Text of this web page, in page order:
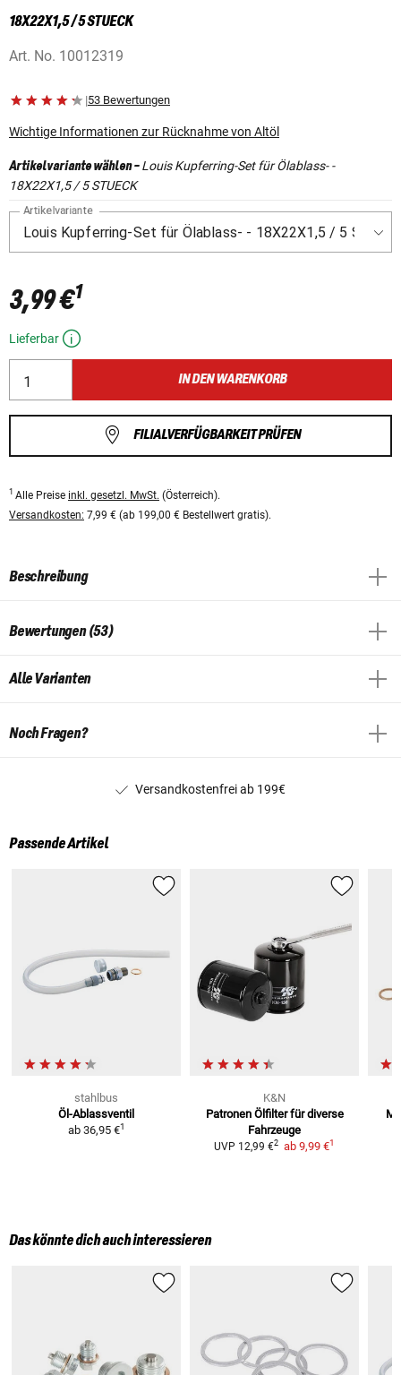
18X22X1,5 / 5 STUECK
Art. No. 10012319
|53 Bewertungen
Wichtige Informationen zur Rücknahme von Altöl
Artikelvariante wählen-Louis Kupferring-Set für Ölablass- -
18X22X1,5 / 5 STUECK
Artikelvariante
3,99 €1
Lieferbar
IN DEN WARENKORB
FILIALVERFÜGBARKEIT PRÜFEN
1 Alle Preise inkl. gesetzl. MwSt. (Österreich).
Versandkosten: 7,99 € (ab 199,00 € Bestellwert gratis).
Beschreibung
Bewertungen (53)
Alle Varianten
Noch Fragen?
Versandkostenfrei ab 199€
Passende Artikel
stahlbus
Öl-Ablassventil
ab 36,95 €1
K&N
Patronen Ölfilter für diverse
Fahrzeuge
UVP 12,99 €2 ab 9,99 €1
Das könnte dich auch interessieren